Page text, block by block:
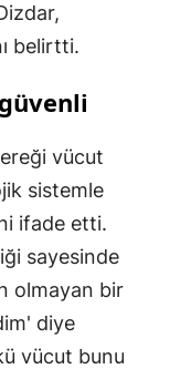
belirtti.
vücut
sistemle
ifade etti.
sayesinde
olmayan bir
diye
vücut bunu